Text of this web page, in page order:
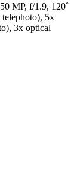
MP, f/1.9, 120˚
5x
3x optical